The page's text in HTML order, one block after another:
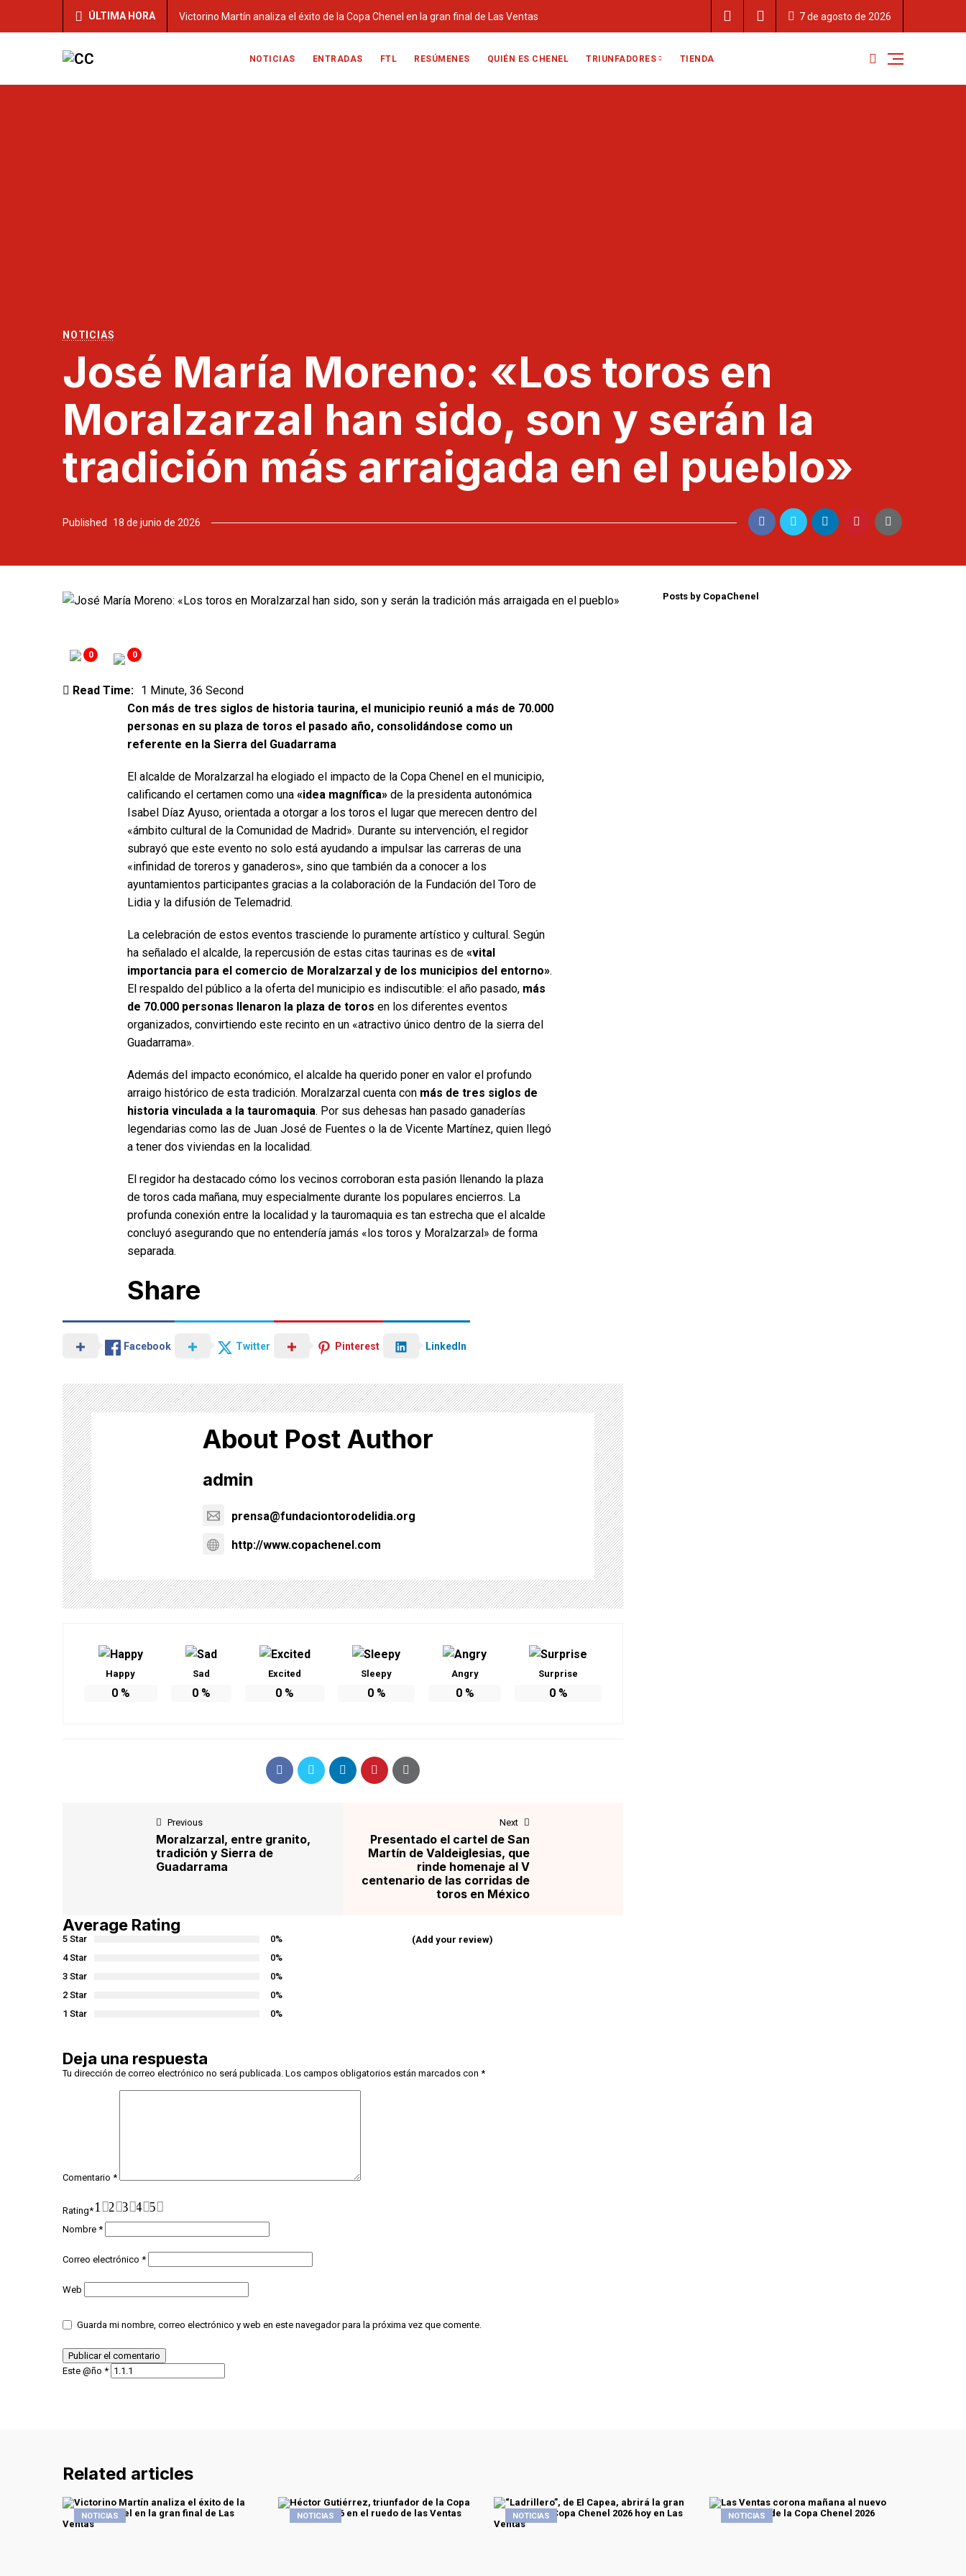
ÚLTIMA HORA Victorino Martín analiza el éxito de la Copa Chenel en la gran final de Las Ventas 7 de agosto de 2026
NOTICIAS ENTRADAS FTL RESÚMENES QUIÉN ES CHENEL TRIUNFADORES TIENDA
NOTICIAS
José María Moreno: «Los toros en
Moralzarzal han sido, son y serán la
tradición más arraigada en el pueblo»
Published 18 de junio de 2026
0 0
Read Time: 1 Minute, 36 Second
Con más de tres siglos de historia taurina, el municipio reunió a más de 70.000
personas en su plaza de toros el pasado año, consolidándose como un
referente en la Sierra del Guadarrama
El alcalde de Moralzarzal ha elogiado el impacto de la Copa Chenel en el municipio,
calificando el certamen como una «idea magnífica» de la presidenta autonómica
Isabel Díaz Ayuso, orientada a otorgar a los toros el lugar que merecen dentro del
«ámbito cultural de la Comunidad de Madrid». Durante su intervención, el regidor
subrayó que este evento no solo está ayudando a impulsar las carreras de una
«infinidad de toreros y ganaderos», sino que también da a conocer a los
ayuntamientos participantes gracias a la colaboración de la Fundación del Toro de
Lidia y la difusión de Telemadrid.
La celebración de estos eventos trasciende lo puramente artístico y cultural. Según
ha señalado el alcalde, la repercusión de estas citas taurinas es de «vital
importancia para el comercio de Moralzarzal y de los municipios del entorno».
El respaldo del público a la oferta del municipio es indiscutible: el año pasado, más
de 70.000 personas llenaron la plaza de toros en los diferentes eventos
organizados, convirtiendo este recinto en un «atractivo único dentro de la sierra del
Guadarrama».
Además del impacto económico, el alcalde ha querido poner en valor el profundo
arraigo histórico de esta tradición. Moralzarzal cuenta con más de tres siglos de
historia vinculada a la tauromaquia. Por sus dehesas han pasado ganaderías
legendarias como las de Juan José de Fuentes o la de Vicente Martínez, quien llegó
a tener dos viviendas en la localidad.
El regidor ha destacado cómo los vecinos corroboran esta pasión llenando la plaza
de toros cada mañana, muy especialmente durante los populares encierros. La
profunda conexión entre la localidad y la tauromaquia es tan estrecha que el alcalde
concluyó asegurando que no entendería jamás «los toros y Moralzarzal» de forma
separada.
Share
Facebook Twitter Pinterest LinkedIn
About Post Author
admin
prensa@fundaciontorodelidia.org
http://www.copachenel.com
Happy
0%
Sad
0%
Excited
0 %
Sleepy
0%
Angry
0%
Surprise
0%
Previous
Moralzarzal, entre granito,
tradición y Sierra de
Guadarrama
Next
Presentado el cartel de San
Martín de Valdeiglesias, que
rinde homenaje al V
centenario de las corridas de
toros en México
Average Rating
5 Star
0%
4 Star
0%
3 Star
0%
2 Star
0%
1 Star
0%
(Add your review)
Deja una respuesta
Tu dirección de correo electrónico no será publicada. Los campos obligatorios están marcados con *
Comentario *
Rating* 5
4
3
2
1
Nombre *
Correo electrónico *
Web
Guarda mi nombre, correo electrónico y web en este navegador para la próxima vez que comente.
Este @ño *
Posts by CopaChenel
Related articles
NOTICIAS NOTICIAS NOTICIAS NOTICIAS